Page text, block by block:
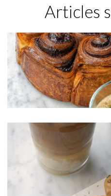
Articles